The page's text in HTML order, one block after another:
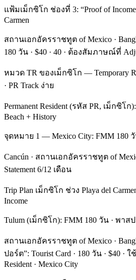
แฟ้มเม็กซิโก ช่องที่ 3: “Proof of
Carmen
สถานเอกอัครราชทูต of Mexico ·
180 วัน · $40 · 40 · ต้องสัมภาษณ์ที่
หมวด TR ของเม็กซิโก — Temporary
· PR Track ง่าย
Permanent Resident (รหัส PR, เม็กซิโก
Beach + History
จุดหมาย 1 — Mexico City: FMM 180
Cancún · สถานเอกอัครราชทูต of
Statement 6/12 เดือน
Trip Plan เม็กซิโก ช่วง Playa del
Income
Tulum (เม็กซิโก): FMM 180 วัน · พาส
สถานเอกอัครราชทูต of Mexico ·
ปอร์ต”: Tourist Card · 180 วัน · $40 ·
Resident · Mexico City